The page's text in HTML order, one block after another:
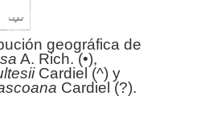
geográfica de
A. Rich. (•),
Cardiel (^) y
Cardiel (?).